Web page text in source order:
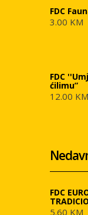
FDC
3.00 KM
FDC
ćilimu”
12.00 KM
FDC
5.60 KM